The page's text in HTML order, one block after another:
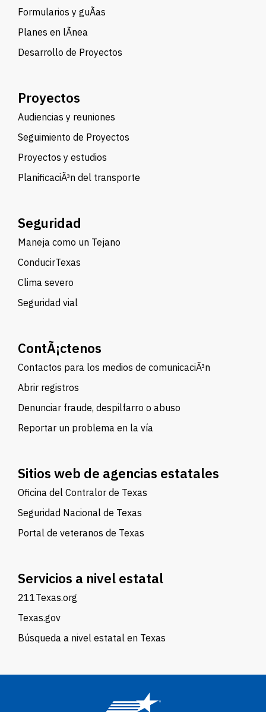
Formularios y guÃ­as
Planes en lÃ­nea
Desarrollo de Proyectos
Proyectos
Audiencias y reuniones
Seguimiento de Proyectos
Proyectos y estudios
PlanificaciÃ³n del transporte
Seguridad
Maneja como un Tejano
ConducirTexas
Clima severo
Seguridad vial
ContÃ¡ctenos
Contactos para los medios de comunicaciÃ³n
Abrir registros
Denunciar fraude, despilfarro o abuso
Reportar un problema en la vía
Sitios web de agencias estatales
Oficina del Contralor de Texas
Seguridad Nacional de Texas
Portal de veteranos de Texas
Servicios a nivel estatal
211Texas.org
Texas.gov
Búsqueda a nivel estatal en Texas